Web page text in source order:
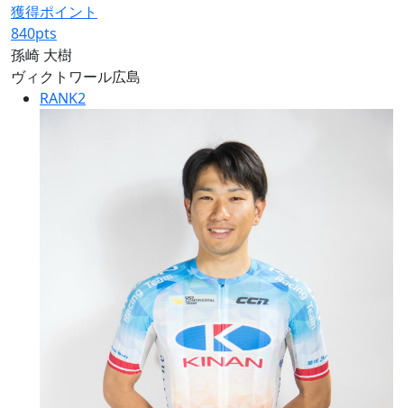
獲得ポイント
840pts
孫崎 大樹
ヴィクトワール広島
RANK2